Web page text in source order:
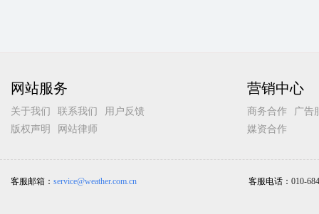
网站服务
关于我们 联系我们
用户反馈
版权声明
网站律师
营销中心
商务合作
广告
媒资合作
客服邮箱： service@weather.com.cn 客服电话： 010-